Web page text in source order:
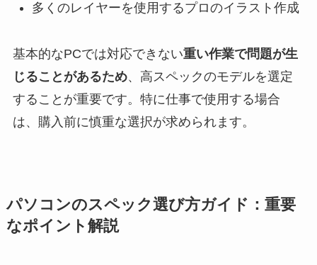
多くのレイヤーを使用するプロのイラスト作成
基本的なPCでは対応できない重い作業で問題が生
じることがあるため、高スペックのモデルを選定
することが重要です。特に仕事で使用する場合
は、購入前に慎重な選択が求められます。
パソコンのスペック選び方ガイド：重要
なポイント解説